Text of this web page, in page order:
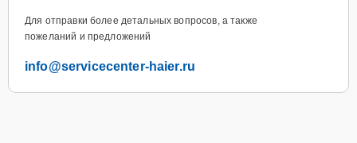
Для отправки более детальных вопросов, а также
пожеланий и предложений
info@servicecenter-haier.ru